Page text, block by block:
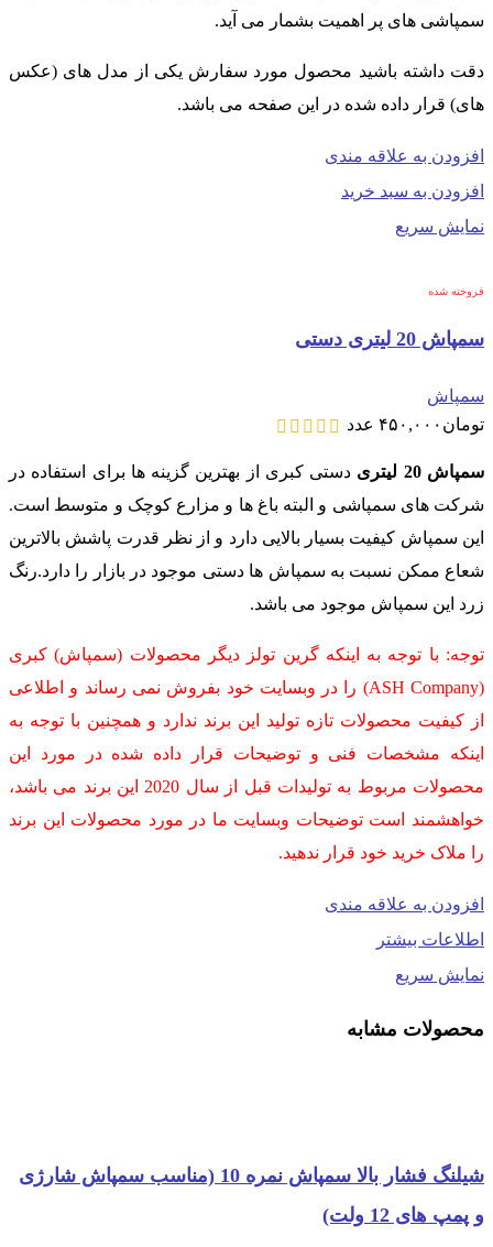
سمپاشی های پر اهمیت بشمار می آید.
دقت داشته باشید محصول مورد سفارش یکی از مدل های (عکس
های) قرار داده شده در این صفحه می باشد.
افزودن به علاقه مندی
افزودن به سبد خرید
نمایش سریع
فروخته شده
سمپاش 20 لیتری دستی
سمپاش
تومان ۴۵۰,۰۰۰ عدد
سمپاش 20 لیتری
دستی کبری از بهترین گزینه ها برای استفاده در
شرکت های سمپاشی و البته باغ ها و مزارع کوچک و متوسط است.
این سمپاش کیفیت بسیار بالایی دارد و از نظر قدرت پاشش بالاترین
شعاع ممکن نسبت به سمپاش ها دستی موجود در بازار را دارد.رنگ
زرد این سمپاش موجود می باشد.
توجه: با توجه به اینکه گرین تولز دیگر محصولات (سمپاش) کبری
(ASH Company) را در وبسایت خود بفروش نمی رساند و اطلاعی
از کیفیت محصولات تازه تولید این برند ندارد و همچنین با توجه به
اینکه مشخصات فنی و توضیحات قرار داده شده در مورد این
محصولات مربوط به تولیدات قبل از سال 2020 این برند می باشد،
خواهشمند است توضیحات وبسایت ما در مورد محصولات این برند
را ملاک خرید خود قرار ندهید.
افزودن به علاقه مندی
اطلاعات بیشتر
نمایش سریع
محصولات مشابه
شیلنگ فشار بالا سمپاش نمره 10 (مناسب سمپاش شارژی
و پمپ های 12 ولت)